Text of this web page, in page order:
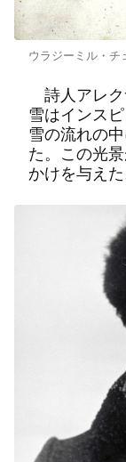
ウラジーミル・チ
詩人アレク
雪はインス
雪の流れの
た。この光
かけを与えた